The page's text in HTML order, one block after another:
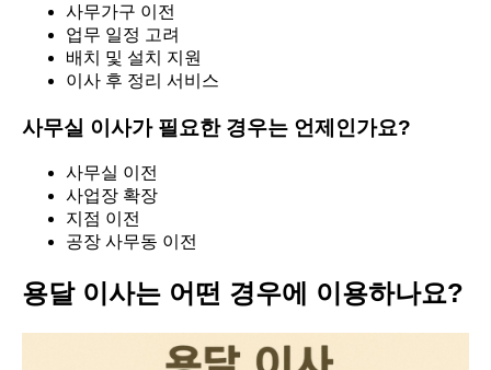
사무가구 이전
업무 일정 고려
배치 및 설치 지원
이사 후 정리 서비스
사무실 이사가 필요한 경우는 언제인가요?
사무실 이전
사업장 확장
지점 이전
공장 사무동 이전
용달 이사는 어떤 경우에 이용하나요?